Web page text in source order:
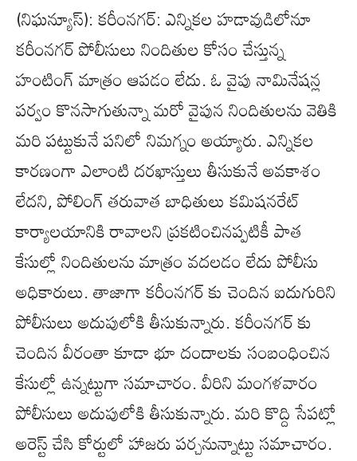
(నిఘన్యూస్): కరీంనగర్: ఎన్నికల హడావుడిలోనూ
కరీంనగర్ పోలీసులు నిందితుల కోసం చేస్తున్న
హంటింగ్ మాత్రం ఆపడం లేదు. ఓ వైపు నామినేషన్ల
పర్వం కొనసాగుతున్నా మరో వైపున నిందితులను వెతికి
మరి పట్టుకునే పనిలో నిమగ్నం అయ్యారు. ఎన్నికల
కారణంగా ఎలాంటి దరఖాస్తులు తీసుకునే అవకాశం
లేదని, పోలింగ్ తరువాత బాధితులు కమిషనరేట్
కార్యాలయానికి రావాలని ప్రకటించినప్పటికీ పాత
కేసుల్లో నిందితులను మాత్రం వదలడం లేదు పోలీసు
అధికారులు. తాజాగా కరీంనగర్ కు చెందిన ఐదుగురిని
పోలీసులు అదుపులోకి తీసుకున్నారు. కరీంనగర్ కు
చెందిన వీరంతా కూడా భూ దందాలకు సంబంధించిన
కేసుల్లో ఉన్నట్టుగా సమాచారం. వీరిని మంగళవారం
పోలీసులు అదుపులోకి తీసుకున్నారు. మరి కొద్ది సేపట్లో
అరెస్ట్ చేసి కోర్టులో హాజరు పర్చనున్నాట్టు సమాచారం.